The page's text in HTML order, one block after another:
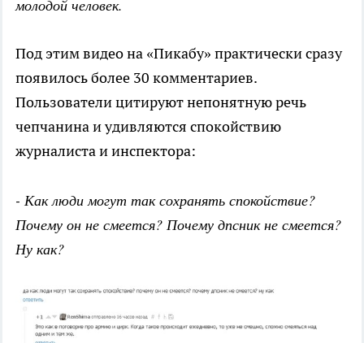
молодой человек.
Под этим видео на «Пикабу» практически сразу
появилось более 30 комментариев.
Пользователи цитируют непонятную речь
чепчанина и удивляются спокойствию
журналиста и инспектора:
- Как люди могут так сохранять спокойствие?
Почему он не смеется? Почему дпсник не смеется?
Ну как?